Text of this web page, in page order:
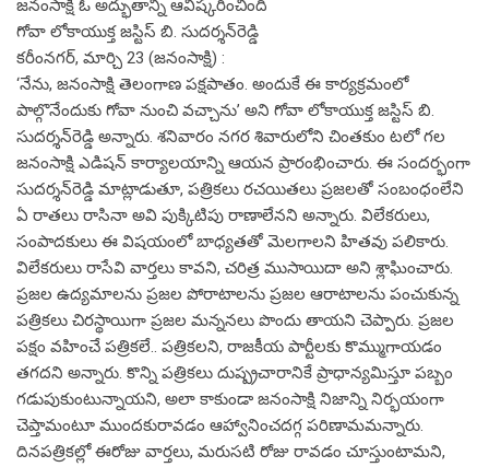
జనంసాక్షి ఓ అద్భుతాన్ని ఆవిష్కరించింది
గోవా లోకాయుక్త జస్టిస్‌ బి. సుదర్శన్‌రెడ్డి
కరీంనగర్‌, మార్చి 23 (జనంసాక్షి) :
‘నేను, జనంసాక్షి తెలంగాణ పక్షపాతం. అందుకే ఈ కార్యక్రమంలో
పాల్గొనేందుకు గోవా నుంచి వచ్చాను’ అని గోవా లోకాయుక్త జస్టిస్‌ బి.
సుదర్శన్‌రెడ్డి అన్నారు. శనివారం నగర శివారులోని చింతకుం టలో గల
జనంసాక్షి ఎడిషన్‌ కార్యాలయాన్ని ఆయన ప్రారంభించారు. ఈ సందర్భంగా
సుదర్శన్‌రెడ్డి మాట్లాడుతూ, పత్రికలు రచయితలు ప్రజలతో సంబంధంలేని
ఏ రాతలు రాసినా అవి పుక్కిటిపు రాణాలేనని అన్నారు. విలేకరులు,
సంపాదకులు ఈ విషయంలో బాధ్యతతో మెలగాలని హితవు పలికారు.
విలేకరులు రాసేవి వార్తలు కావని, చరిత్ర ముసాయిదా అని శ్లాఘించారు.
ప్రజల ఉద్యమాలను ప్రజల పోరాటాలను ప్రజల ఆరాటాలను పంచుకున్న
పత్రికలు చిరస్థాయిగా ప్రజల మన్ననలు పొందు తాయని చెప్పారు. ప్రజల
పక్షం వహించే పత్రికలే.. పత్రికలని, రాజకీయ పార్టీలకు కొమ్ముగాయడం
తగదని అన్నారు. కొన్ని పత్రికలు దుష్ప్రచారానికే ప్రాధాన్యమిస్తూ పబ్బం
గడుపుకుంటున్నాయని, అలా కాకుండా జనంసాక్షి నిజాన్ని నిర్భయంగా
చెప్తామంటూ ముందకురావడం ఆహ్వానించదగ్గ పరిణామమన్నారు.
దినపత్రికల్లో ఈరోజు వార్తలు, మరుసటి రోజు రావడం చూస్తుంటామని,